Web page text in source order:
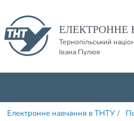
ЕЛЕКТРОННЕ
Тернопільський
Івана Пулюя
Електронне навчання в ТНТУ /